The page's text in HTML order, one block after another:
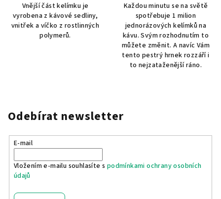
Vnější část kelímku je
vyrobena z kávové sedliny,
vnitřek a víčko z rostlinných
polymerů.
Každou minutu se na světě
spotřebuje 1 milion
jednorázových kelímků na
kávu. Svým rozhodnutím to
můžete změnit. A navíc Vám
tento pestrý hrnek rozzáří i
to nejzataženější ráno.
Odebírat newsletter
E-mail
Vložením e-mailu souhlasíte s podmínkami ochrany osobních
údajů